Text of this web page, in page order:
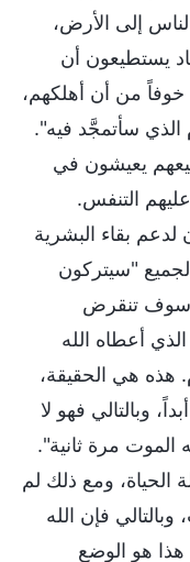
إلى الأرض،
يستطيعون أن
خوفاً من أن أهلكهم،
الذي سأتمجَّد فيه".
يعيشون في
التنفس.
بقاء البشرية
"سيتركون
سوف تنقرض
أعطاه الله
هذه هي الحقيقة،
وبالتالي فهو لا
مرة ثانية".
الحياة، ومع ذلك لم
فإن الله
هذا هو الوضع